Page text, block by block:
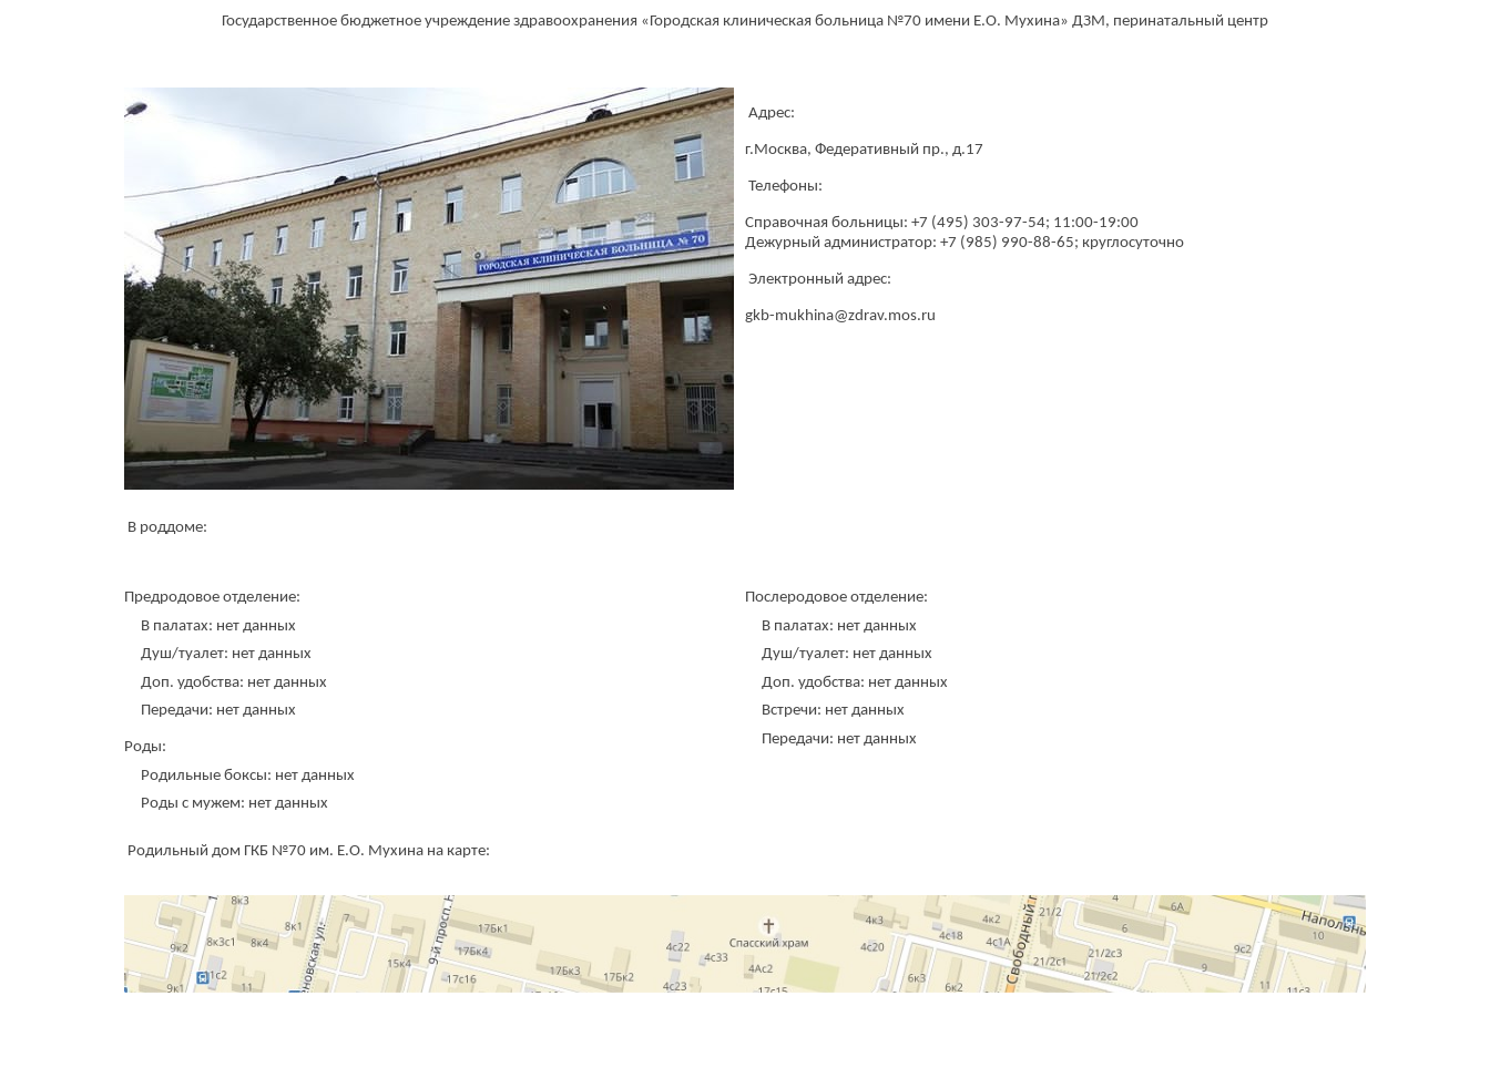
Государственное бюджетное учреждение здравоохранения «Городская клиническая больница №70 имени Е.О. Мухина» ДЗМ, перинатальный центр
Адрес:
г.Москва, Федеративный пр., д.17
Телефоны:
Справочная больницы: +7 (495) 303-97-54; 11:00-19:00
Дежурный администратор: +7 (985) 990-88-65; круглосуточно
Электронный адрес:
gkb-mukhina@zdrav.mos.ru
В роддоме:
Предродовое отделение:
В палатах: нет данных
Душ/туалет: нет данных
Доп. удобства: нет данных
Передачи: нет данных
Роды:
Родильные боксы: нет данных
Роды с мужем: нет данных
Послеродовое отделение:
В палатах: нет данных
Душ/туалет: нет данных
Доп. удобства: нет данных
Встречи: нет данных
Передачи: нет данных
Родильный дом ГКБ №70 им. Е.О. Мухина на карте: